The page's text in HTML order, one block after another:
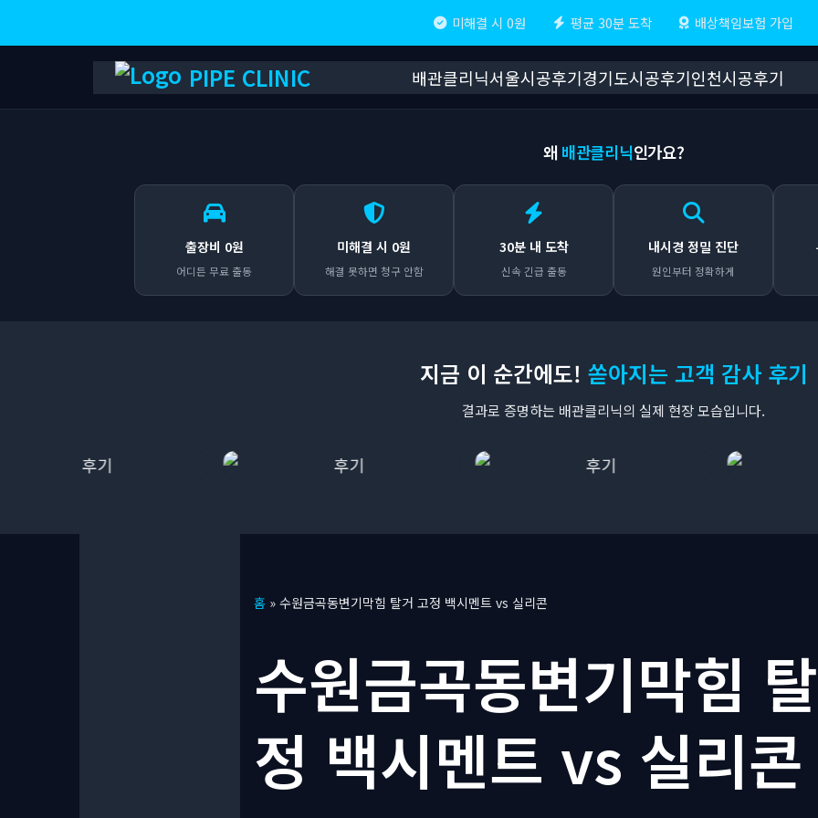
미해결 시 0원 평균 30분 도착 배상책임보험 가입
PIPE CLINIC 배관클리닉서울시공후기경기도시공후기인천시공후기
왜 배관클리닉인가요?
출장비 0원
어디든 무료 출동
미해결 시 0원
해결 못하면 청구 안함
30분 내 도착
신속 긴급 출동
내시경 정밀 진단
원인부터 정확하게
지금 이 순간에도! 쏟아지는 고객 감사 후기
결과로 증명하는 배관클리닉의 실제 현장 모습입니다.
홈 » 수원금곡동변기막힘 탈거 고정 백시멘트 vs 실리콘
수원금곡동변기막힘
정 백시멘트 vs 실리콘